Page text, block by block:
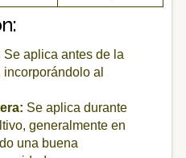
Se aplica antes de la
al
Se aplica durante
generalmente en
una buena